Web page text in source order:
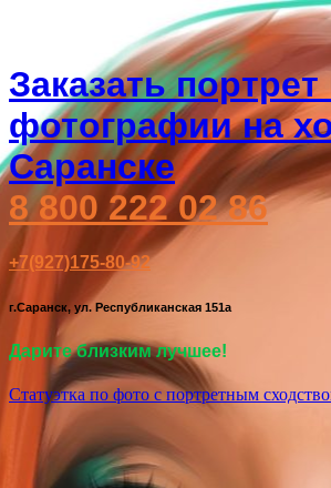
Заказать портрет
фотографии на
Саранске
8 800 222 02 86
+7(927)175-80-92
г.Саранск, ул. Республиканская 151а
Дарите близким лучшее!
Статуэтка по фото с портретным